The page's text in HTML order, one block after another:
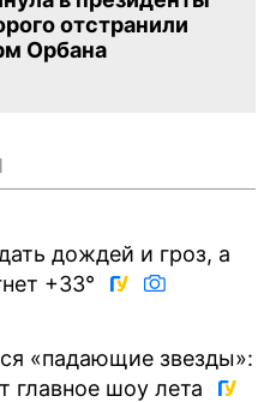
отстранили
Орбана
дождей и гроз, а
+33°
«падающие звезды»:
главное шоу лета